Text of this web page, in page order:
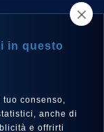
in questo
consenso,
anche di
e offrirti